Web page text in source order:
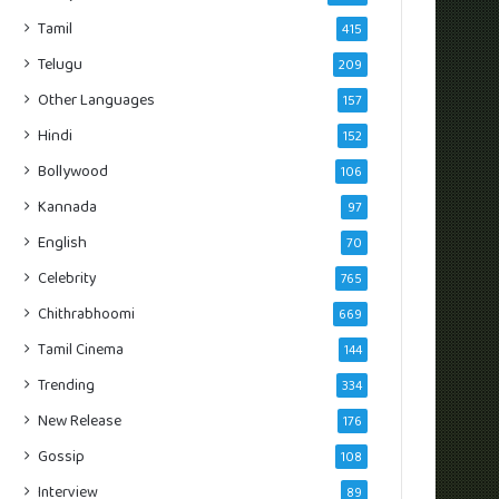
Tamil 415
Telugu 209
Other Languages 157
Hindi 152
Bollywood 106
Kannada 97
English 70
Celebrity 765
Chithrabhoomi 669
Tamil Cinema 144
Trending 334
New Release 176
Gossip 108
Interview 89